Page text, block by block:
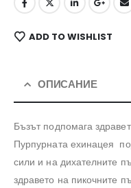
ADD TO WISHLIST
ОПИСАНИЕ
Бъзът подпомага
Пурпурната ехинацея
сили и на дихателните
здравето на пикочните